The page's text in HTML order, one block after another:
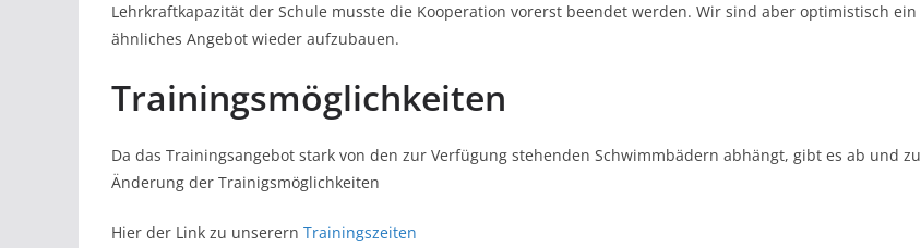
Lehrkraftkapazität der Schule musste die Kooperation vorerst beendet werden. Wir sind aber optimistisch ein
ähnliches Angebot wieder aufzubauen.
Trainingsmöglichkeiten
Da das Trainingsangebot stark von den zur Verfügung stehenden Schwimmbädern abhängt, gibt es ab und zu
Änderung der Trainigsmöglichkeiten
Hier der Link zu unserern Trainingszeiten